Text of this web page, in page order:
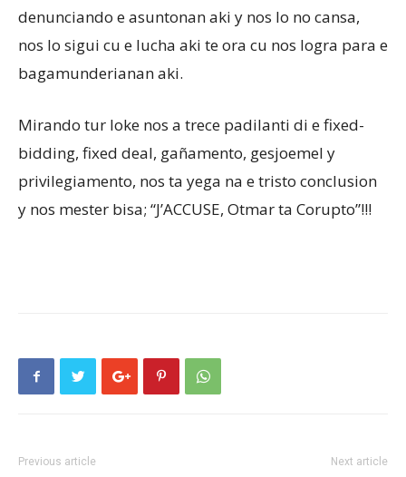
denunciando e asuntonan aki y nos lo no cansa,
nos lo sigui cu e lucha aki te ora cu nos logra para e
bagamunderianan aki.
Mirando tur loke nos a trece padilanti di e fixed-
bidding, fixed deal, gañamento, gesjoemel y
privilegiamento, nos ta yega na e tristo conclusion
y nos mester bisa; “J’ACCUSE, Otmar ta Corupto”!!!
Previous article Next article